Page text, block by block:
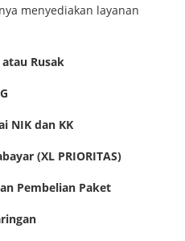
menyediakan layanan
Rusak
NIK dan KK
(XL PRIORITAS)
Pembelian Paket